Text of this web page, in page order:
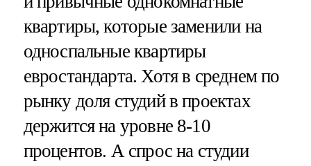
квартиры, которые заменили на
односпальные квартиры
евростандарта. Хотя в среднем по
рынку доля студий в проектах
держится на уровне 8-10
процентов. А спрос на студии